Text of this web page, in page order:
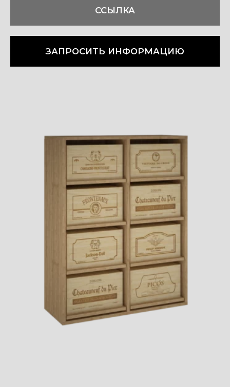
ССЫЛКА
ЗАПРОСИТЬ ИНФОРМАЦИЮ